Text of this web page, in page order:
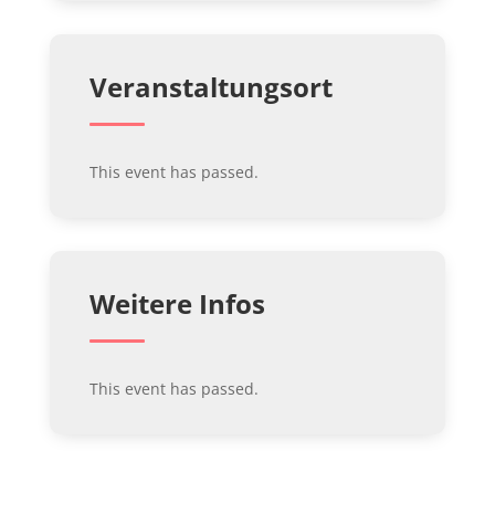
Veranstaltungsort
This event has passed.
Weitere Infos
This event has passed.